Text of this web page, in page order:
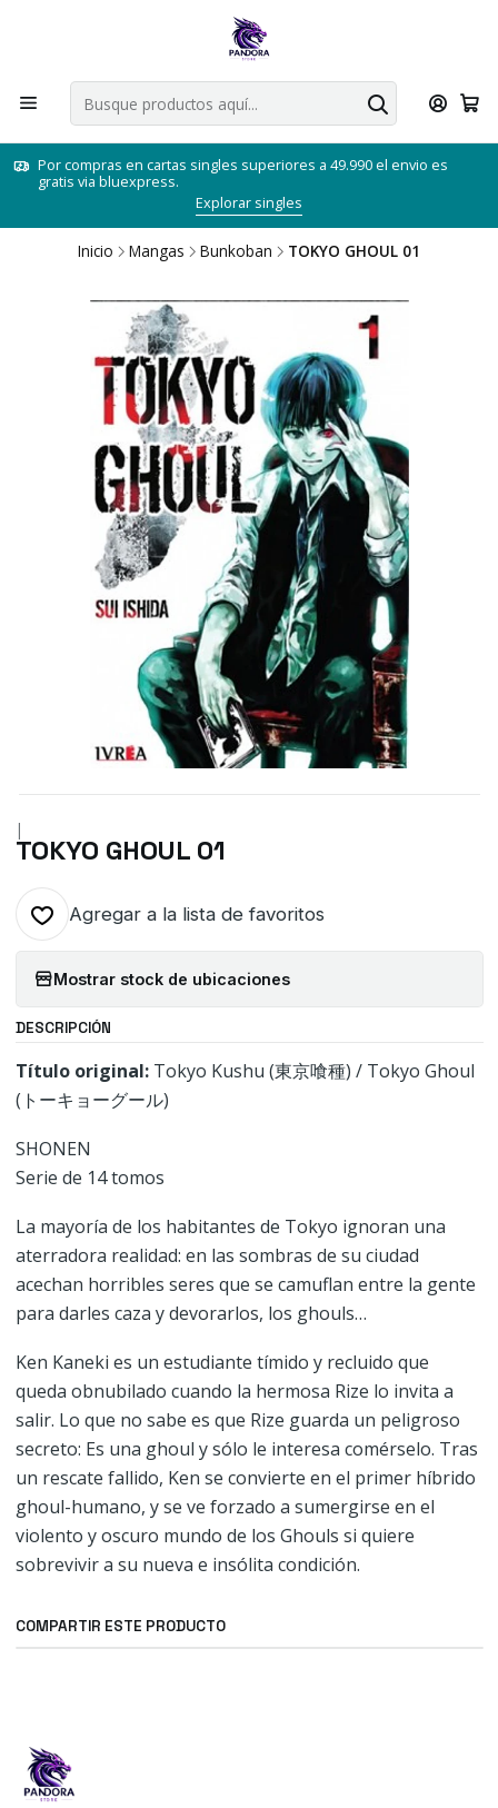
Por compras en cartas singles superiores a 49.990 el envio es
gratis via bluexpress.
Explorar singles
Inicio Mangas Bunkoban TOKYO GHOUL 01
|
TOKYO GHOUL 01
Agregar a la lista de favoritos
Mostrar stock de ubicaciones
DESCRIPCIÓN
Título original:Tokyo Kushu (東京喰種) / Tokyo Ghoul
(トーキョーグール)
SHONEN
Serie de 14 tomos
La mayoría de los habitantes de Tokyo ignoran una
aterradora realidad: en las sombras de su ciudad
acechan horribles seres que se camuflan entre la gente
para darles caza y devorarlos, los ghouls…
Ken Kaneki es un estudiante tímido y recluido que
queda obnubilado cuando la hermosa Rize lo invita a
salir. Lo que no sabe es que Rize guarda un peligroso
secreto: Es una ghoul y sólo le interesa comérselo. Tras
un rescate fallido, Ken se convierte en el primer híbrido
ghoul-humano, y se ve forzado a sumergirse en el
violento y oscuro mundo de los Ghouls si quiere
sobrevivir a su nueva e insólita condición.
COMPARTIR ESTE PRODUCTO